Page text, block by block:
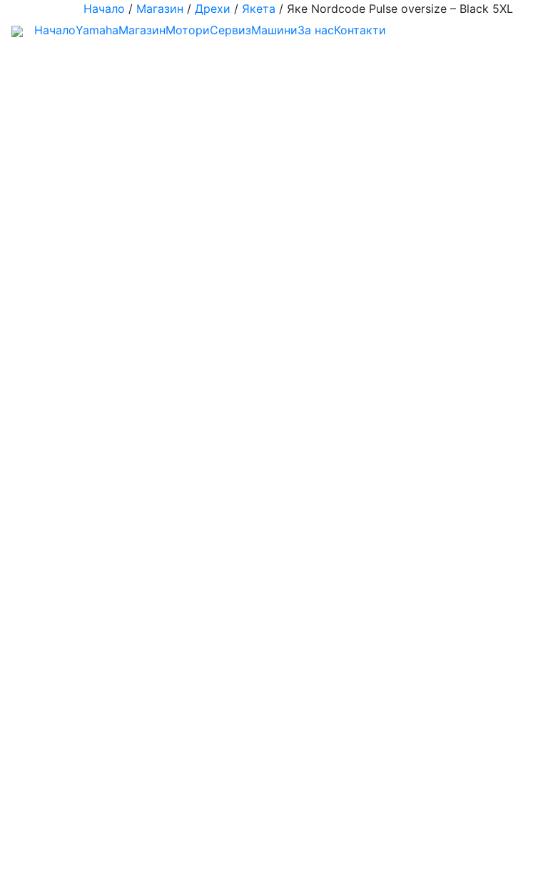
НачалоYamahaМагазинМоториСервизМашиниЗа насКонтакти
Начало / Магазин / Дрехи / Якета / Яке Nordcode Pulse oversize – Black 5XL